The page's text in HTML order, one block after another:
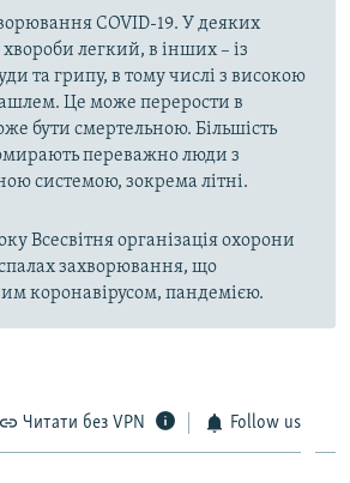
COVID-19. У деяких
легкий, в інших – із
та грипу, в тому числі з високою
Це може перерости в
бути смертельною. Більшість
переважно люди з
системою, зокрема літні.
Всесвітня організація охорони
захворювання, що
коронавірусом, пандемією.
Читати без VPN Follow us